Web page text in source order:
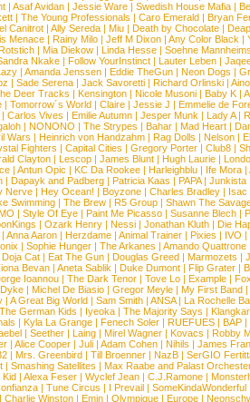
| Asaf Avidan| Jessie Ware| Swedish House Mafia|
| The Young Professionals | Caro Emerald | Bryan
Canitrot | Ally Sereda | Miu | Death by Chocolate |
Menace| Rainy Milo| Jeff M Dixon| Any Color Black |
| Mia Diekow| Linda Hesse| Soehne Mannheims
Nkake| Follow YourInstinct| Lauter Leben|
| Amanda Jenssen | Eddie TheGun | Neon Dogs |
| Sade Serena| Jack Savoretti| Richard Orlinski|
Deer Tracks | Kensington | Nicole Musoni | Baby K |
| Tomorrow´s World| Claire| Jessie J | Emmelie de
Carlos Vives | Emilie Autumn| Jesper Munk | Lady A|
| NONONO | The Strypes | Bahar | Mad Heart |
Wars | Heinrich von Handzahm | Rag Dolls | Nelson |
Fighters | Capital Cities | Gregory Porter | Club8 |
Clayton | Lescop | James Blunt | Hugh Laurie |
| Antun Opic | KC Da Rookee | Harleighblu | Ife Mora |
| Dapayk and Padberg | Patricia Kaas | PAPA| Junkista
Nerve| Hey Ocean! | Boyzone| Charles Bradley| Isac
Swimming | The Brew | R5 Group | Shawn The
| Style Of Eye | Paint Me Picasso | Susanne Blech |
| Ozark Henry| Nessi| Jonathan Kluth| Die
| Anna Aaron| Herzdame| Animal Trainer| Pixies | IVO |
| Sophie Hunger | The Arkanes | Amando Quattrone
Doja Cat | Eat The Gun | Douglas Greed | Marmozets |
Bevan | Aneta Sablik | Duke Dumont | Flip Grater |
Ioannou | The Dark Tenor | Tove Lo | Example |
| Michel De Biasio | Gregor Meyle | My First Band |
| A Great Big World| Sam Smith| ANSA| La Rochelle
German Kids | Iyeoka| The Majority Says |
| Kyla La Grange| Fenech Soler| RUEFUES| BAP|
| Seether | Laing | Mirel Wagner | Kovacs | Robby
| Alice Cooper | Juli | Adam Cohen | Nihils | James
| Mrs. Greenbird| Till Broenner| NazB| SerGIO
| Smashing Satellites | Max Raabe and Palast
Kid | Alexa Feser | Wyclef Jean | C.J.Ramone |
| Tune Circus | I Prevail | SomeKindaWonderful
| Charlie Winston| Emin| Olympique| Europe|